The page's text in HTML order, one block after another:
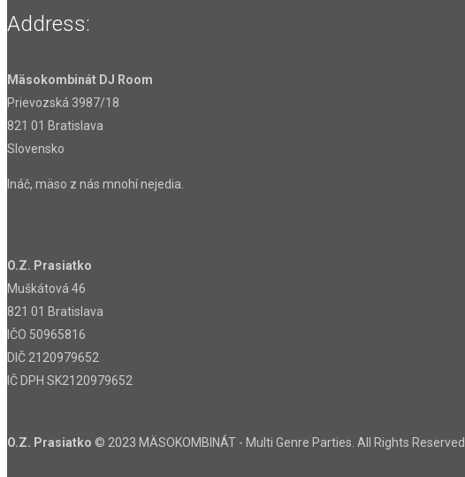
Address:
Mäsokombinát DJ Room
Prievozská 3987/18
821 01 Bratislava
Slovensko
Ináč, mäso z nás mnohí nejedia.
O.Z. Prasiatko
Muškátová 46
821 01 Bratislava
IČO 50965816
DIČ 2120979652
IČ DPH SK2120979652
O.Z. Prasiatko © 2023 MÄSOKOMBINÁT - Multi Genre Parties. All Rights Reserved.